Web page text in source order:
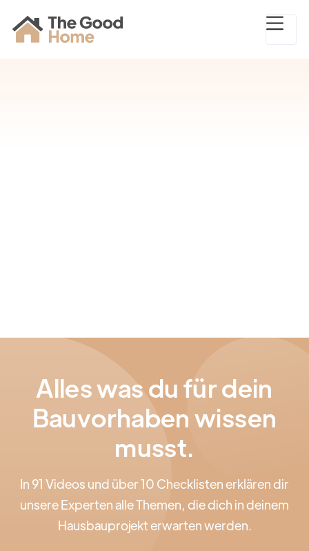
Alles was du für dein
Bauvorhaben wissen
musst.
In 91 Videos und über 10 Checklisten erklären dir
unsere Experten alle Themen, die dich in deinem
Hausbauprojekt erwarten werden.